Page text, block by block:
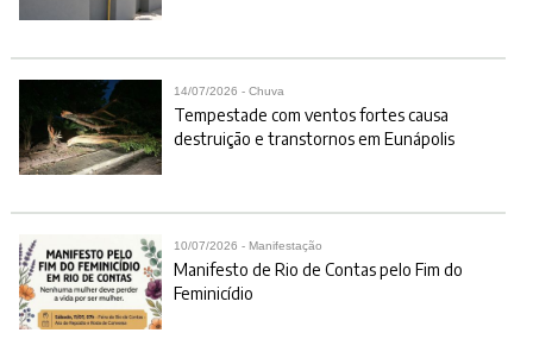
14/07/2026 - Chuva
Tempestade com ventos fortes causa
destruição e transtornos em Eunápolis
10/07/2026 - Manifestação
Manifesto de Rio de Contas pelo Fim do
Feminicídio